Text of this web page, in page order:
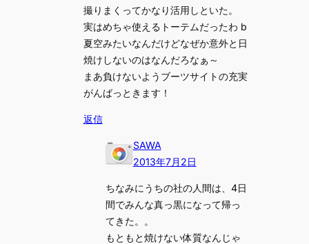
撮りまくってかなり活用しといた。
実はめちゃ使えるトーテムだったわ b
夏空みたいなんだけどなぜか意外と日
焼けしないのはなんだろなぁ～
まあ負けないようブーツサイトの充実
がんばっときます！
返信
SAWA
2013年7月2日
ちなみにうちの社の人間は、4日
間でみんな真っ黒になって帰っ
てきた。。
もともと焼けない体質なんじゃ